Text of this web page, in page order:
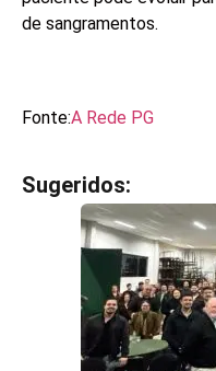
de sangramentos.
Fonte:A Rede PG
Sugeridos: